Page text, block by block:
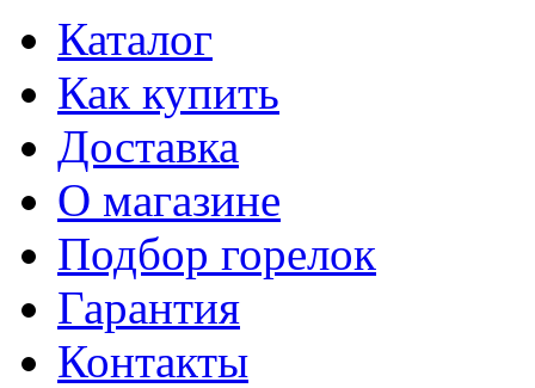
Каталог
Как купить
Доставка
О магазине
Подбор горелок
Гарантия
Контакты